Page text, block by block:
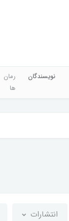
نویسندگان
رمان
ها
انتشارات